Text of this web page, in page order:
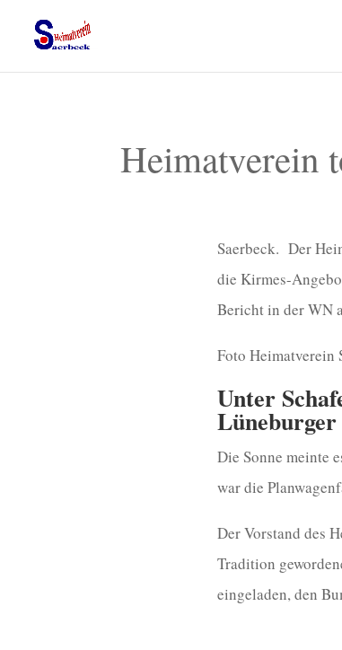
Heimatverein
Saerbeck. Der
die Kirmes-
Bericht in der WN
Foto Heimatverein
Unter
Die Sonne meinte
war die
Der Vorstand des
Tradition
eingeladen, den